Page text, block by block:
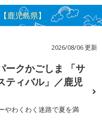
鹿児島県】
2026/08/06 更新
ークかごしま 「サ
ティバル」／鹿児
やわくわく迷路で夏を満